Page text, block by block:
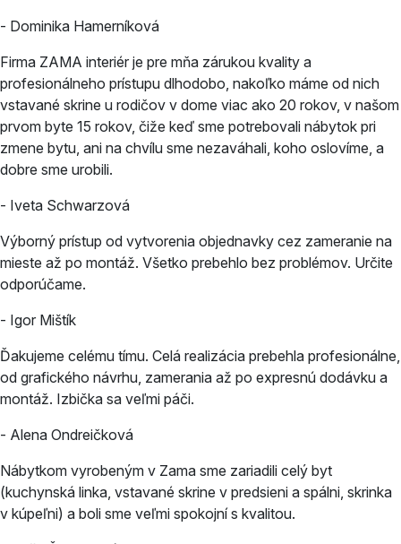
- Dominika Hamerníková
Firma ZAMA interiér je pre mňa zárukou kvality a
profesionálneho prístupu dlhodobo, nakoľko máme od nich
vstavané skrine u rodičov v dome viac ako 20 rokov, v našom
prvom byte 15 rokov, čiže keď sme potrebovali nábytok pri
zmene bytu, ani na chvílu sme nezaváhali, koho oslovíme, a
dobre sme urobili.
- Iveta Schwarzová
Výborný prístup od vytvorenia objednavky cez zameranie na
mieste až po montáž. Všetko prebehlo bez problémov. Určite
odporúčame.
- Igor Mištík
Ďakujeme celému tímu. Celá realizácia prebehla profesionálne,
od grafického návrhu, zamerania až po expresnú dodávku a
montáž. Izbička sa veľmi páči.
- Alena Ondreičková
Nábytkom vyrobeným v Zama sme zariadili celý byt
(kuchynská linka, vstavané skrine v predsieni a spálni, skrinka
v kúpeľni) a boli sme veľmi spokojní s kvalitou.